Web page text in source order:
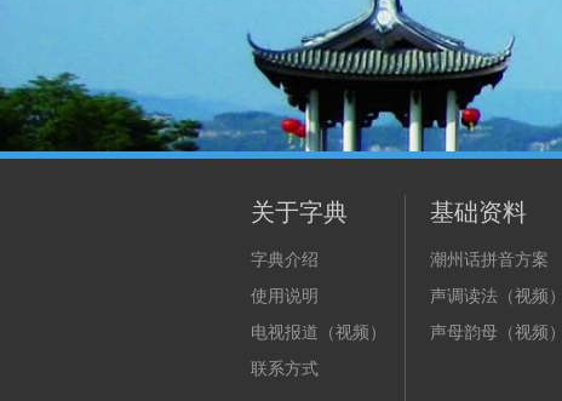
关于字典
字典介绍
使用说明
电视报道（视频）
联系方式
基础资料
潮州话拼音方案
声调读法（视频）
声母韵母（视频）